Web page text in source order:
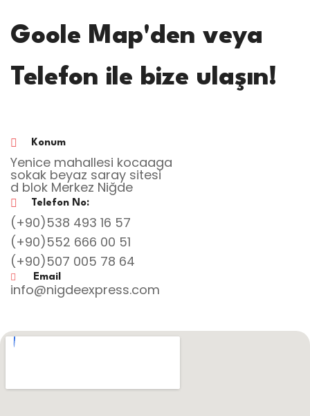
Goole Map'den veya
Telefon ile bize ulaşın!
Konum
Yenice mahallesi kocaaga
sokak beyaz saray sitesi
d blok Merkez Niğde
Telefon No:
(+90)538 493 16 57
(+90)552 666 00 51
(+90)507 005 78 64
Email
info@nigdeexpress.com